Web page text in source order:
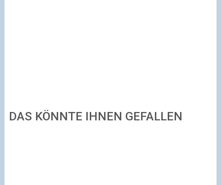
DAS KÖNNTE IHNEN GEFALLEN